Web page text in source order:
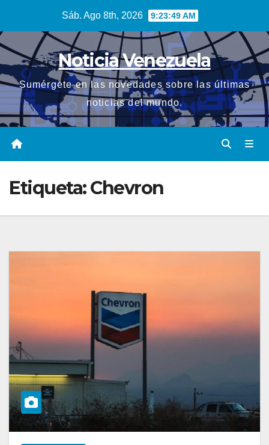
contenido
Sáb. Ago 8th, 2026 9:23:51 AM
Noticia Venezuela
Sumérgete en las novedades sobre las últimas
noticias del mundo.
Etiqueta:Chevron